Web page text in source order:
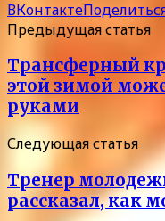
ВКонтакте
Предыдущая статья
Трансферный
этой зимой
руками
Следующая статья
Тренер
рассказал, как